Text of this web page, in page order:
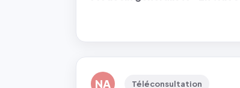
NA Téléconsultation